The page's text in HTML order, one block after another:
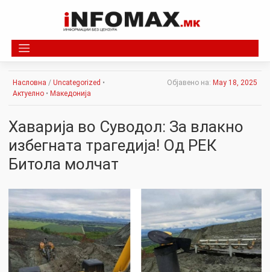
Насловна / Uncategorized •
Актуелно • Македонија
Објавено на: May 18, 2025
Хаварија во Суводол: За влакно
избегната трагедија! Од РЕК
Битола молчат